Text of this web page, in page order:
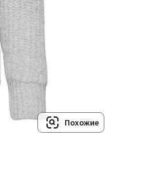
Похожие